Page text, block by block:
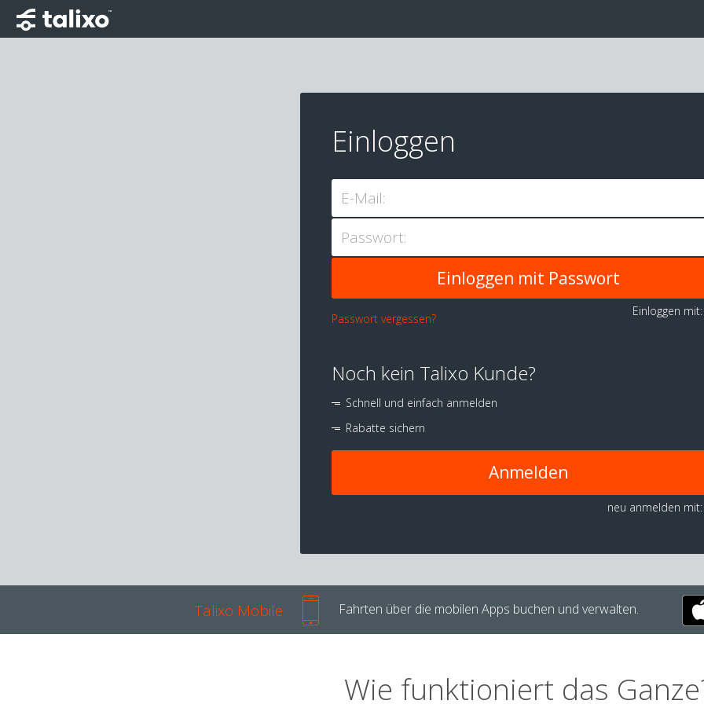
Einloggen
E-Mail:
Passwort:
Passwort vergessen?
Einloggen
Noch kein Talixo Kunde?
Schnell und einfach anmelden
Rabatte sichern
Anmelden
neu anmelden mit:
Talixo Mobile Fahrten über die mobilen Apps buchen und verwalten.
Wie funktioniert das